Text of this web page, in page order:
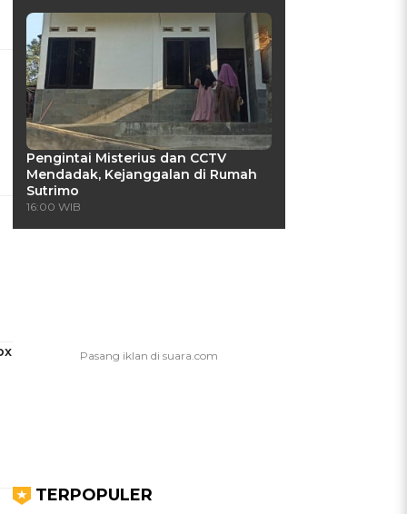
Pengintai Misterius dan CCTV
Mendadak, Kejanggalan di Rumah
Sutrimo
16:00 WIB
TERPOPULER